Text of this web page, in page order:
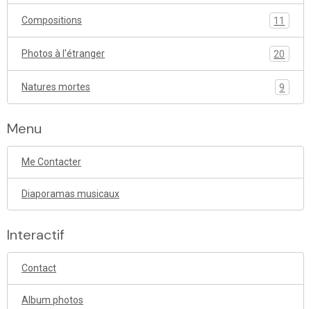
Compositions 11
Photos à l'étranger 20
Natures mortes 9
Menu
Me Contacter
Diaporamas musicaux
Interactif
Contact
Album photos